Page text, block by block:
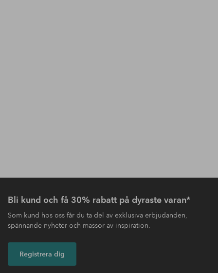
Bli kund och få 30% rabatt på dyraste varan*
Som kund hos oss får du ta del av exklusiva erbjudanden,
spännande nyheter och massor av inspiration.
Registrera dig